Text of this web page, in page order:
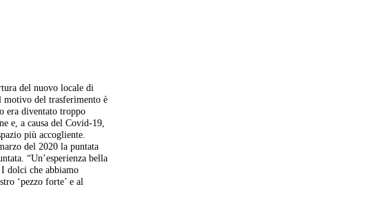
del nuovo locale di
motivo del trasferimento è
era diventato troppo
e, a causa del Covid-19,
più accogliente.
del 2020 la puntata
“Un’esperienza bella
dolci che abbiamo
‘pezzo forte’ e al